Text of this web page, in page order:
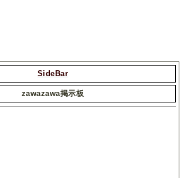
SideBar
zawazawa掲示板